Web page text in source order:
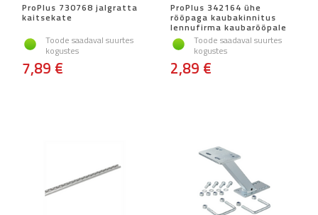
ProPlus 730768 jalgratta
kaitsekate
Toode saadaval suurtes
kogustes
7,89 €
ProPlus 342164 ühe
rööpaga kaubakinnitus
lennufirma kaubarööpale
Toode saadaval suurtes
kogustes
2,89 €